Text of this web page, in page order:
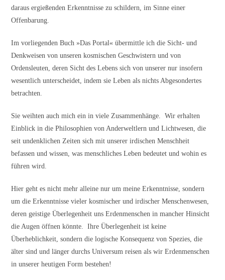
daraus ergießenden Erkenntnisse zu schildern, im Sinne einer
Offenbarung.
Im vorliegenden Buch »Das Portal« übermittle ich die Sicht- und
Denkweisen von unseren kosmischen Geschwistern und von
Ordensleuten, deren Sicht des Lebens sich von unserer nur insofern
wesentlich unterscheidet, indem sie Leben als nichts Abgesondertes
betrachten.
Sie weihten auch mich ein in viele Zusammenhänge. Wir erhalten
Einblick in die Philosophien von Anderweltlern und Lichtwesen, die
seit undenklichen Zeiten sich mit unserer irdischen Menschheit
befassen und wissen, was menschliches Leben bedeutet und wohin es
führen wird.
Hier geht es nicht mehr alleine nur um meine Erkenntnisse, sondern
um die Erkenntnisse vieler kosmischer und irdischer Menschenwesen,
deren geistige Überlegenheit uns Erdenmenschen in mancher Hinsicht
die Augen öffnen könnte. Ihre Überlegenheit ist keine
Überheblichkeit, sondern die logische Konsequenz von Spezies, die
älter sind und länger durchs Universum reisen als wir Erdenmenschen
in unserer heutigen Form bestehen!